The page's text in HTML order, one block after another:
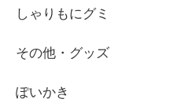
しゃりもにグミ
その他・グッズ
ぽいかき